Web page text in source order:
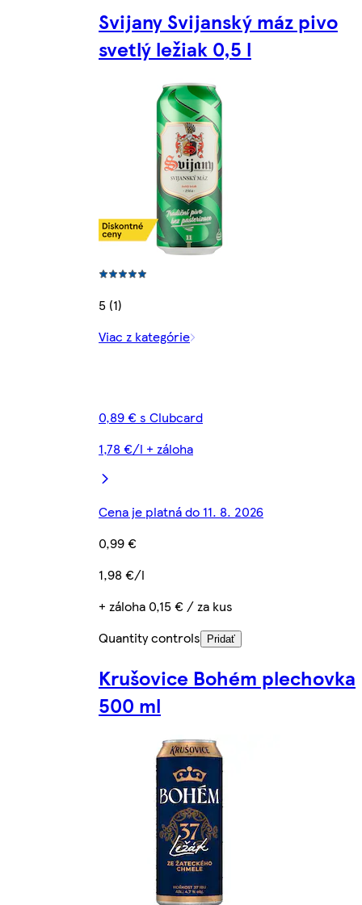
Svijany Svijanský máz pivo
svetlý ležiak 0,5 l
5 (1)
Viac z kategórie
0,89 € s Clubcard
1,78 €/l + záloha
Cena je platná do 11. 8. 2026
0,99 €
1,98 €/l
+ záloha 0,15 € / za kus
Quantity controls
Pridať
Krušovice Bohém plechovka
500 ml